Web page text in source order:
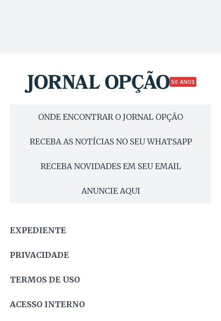
50 ANOS
ONDE ENCONTRAR O JORNAL OPÇÃO
RECEBA AS NOTÍCIAS NO SEU WHATSAPP
RECEBA NOVIDADES EM SEU EMAIL
ANUNCIE AQUI
EXPEDIENTE
PRIVACIDADE
TERMOS DE USO
ACESSO INTERNO